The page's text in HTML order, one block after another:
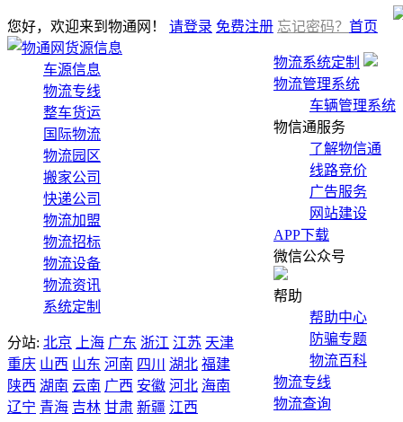
您好，欢迎来到物通网！ 请登录 免费注册 忘记密码？
物流系统定制
物流管理系统
车辆管理系统
物信通服务
了解物信通
线路竞价
广告服务
网站建设
APP下载
微信公众号
帮助
帮助中心
防骗专题
物流百科
物流专线
物流查询
首页
货源信息
车源信息
物流专线
整车货运
国际物流
物流园区
搬家公司
快递公司
物流加盟
物流招标
物流设备
物流资讯
系统定制
分站: 北京 上海 广东 浙江 江苏 天津
重庆 山西 山东 河南 四川 湖北 福建
陕西 湖南 云南 广西 安徽 河北 海南
辽宁 青海 吉林 甘肃 新疆 江西